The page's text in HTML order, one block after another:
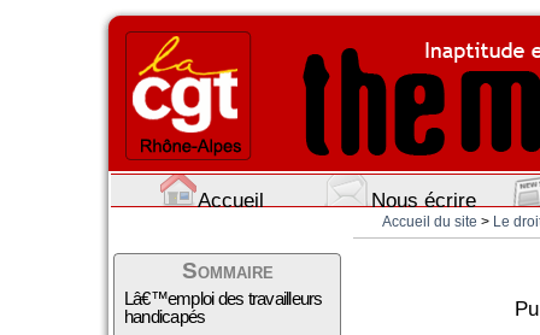
Accueil Nous écrire
Accueil du site > Le
Sommaire
Lâ€™emploi des travailleurs
handicapés